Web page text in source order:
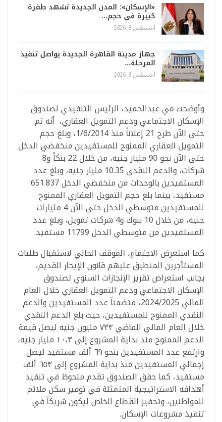
«الإسكان»: المدن الجديدة تشهد طفرة
كبيرة في حجم…
أغسطس 8, 2026
جهاز مدينة القاهرة الجديدة يواصل تنفيذ
المرحلة…
أغسطس 8, 2026
وأوضحت مي عبدالحميد، الرئيس التنفيذي لصندوق
الإسكان الاجتماعي ودعم التمويل العقاري، أنه تم
حتى الآن طرح 21 إعلاناً منذ 1/6/2014، وبلغ حجم
التمويل العقاري الممنوح للمستفيدين منخفضي الدخل
حتى الآن نحو 90 مليار جنيه، من خلال 22 بنكاً و8
شركات، والدعم النقدى 10.35 مليار جنيه، وبلغ عدد
المستفيدين بالوحدات من منخفضي الدخل 651.837
مستفيد، بينما بلغ حجم التمويل العقاري الممنوح
للمستفيدين متوسطي الدخل حتى الآن 4 مليارات
جنيه، من خلال 10 بنوك و4 شركات تمويل، وبلغ عدد
المستفيدين من متوسطي الدخل 11799 مستفيد.
كما استعرض الاجتماع، الموقف الحالي لاستقبال طلبات
المستأجرين المنطبق عليهم قانون الإيجار القديم،
بجانب استعراض تقرير الإنجازات السنوي لصندوق
الإسكان الاجتماعي ودعم التمويل العقاري خلال العام
المالي 2024/2025، متضمناً عدد المستفيدين والدعم
النقدي الممنوح للمستفيدين، حيث بلغ الدعم النقدي
خلال العام المالي الماضي ٧٣٣ مليون جنيه ليصل قيمة
الدعم الممنوح منذ بداية المشروع إلى ١٠،٣ مليار جنيه،
وارتفع عدد المستفيدين بنحو ٦٩ ألف مستفيد ليصل
إجمالي المستفيدين منذ بداية المشروع إلى ٦٥٣ ألف
مستفيد، كما حقق الصندوق تقدم ملحوظ في تنفيذ
أهدافه الاستراتيجية المتمثلة في توفير سكن ملائم
للمواطنين، وتحفيز القطاع الخاص ليكون شريكاً في
تنفيذ مشروعات الإسكان.